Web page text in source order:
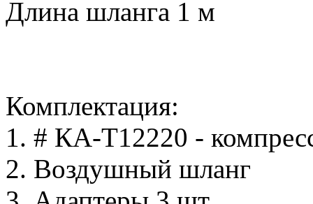
Длина шланга 1 м
Комплектация:
1. # КА-Т12220 -
2. Воздушный шланг